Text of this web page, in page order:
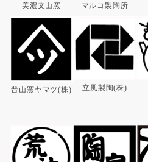
美濃文山窯 マルコ製陶所
晋山窯ヤマツ(株) 立風製陶(株)